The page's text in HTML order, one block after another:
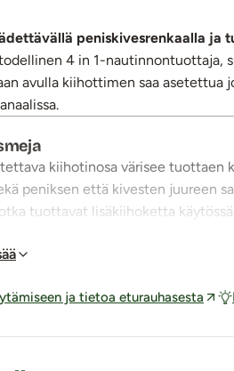
peniskivesrenkaalla ja
4 in 1-nautinnontuottaja,
avulla kiihottimen saa asetettua
kiihotinosa värisee tuottaen
peniksen että kivesten juureen
tuottavat lisäkiihoketta
ilman, että penistä edes
nautinto jää värinävaihtoehdoista
ja tietoa eturauhasesta